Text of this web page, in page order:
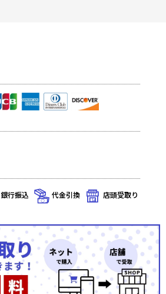
銀行振込 代金引換 店頭受取り